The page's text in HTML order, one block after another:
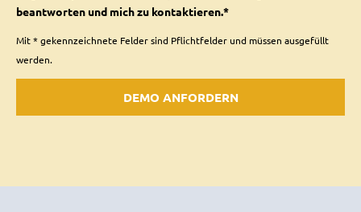
beantworten und mich zu kontaktieren.*
Mit * gekennzeichnete Felder sind Pflichtfelder und müssen ausgefüllt
werden.